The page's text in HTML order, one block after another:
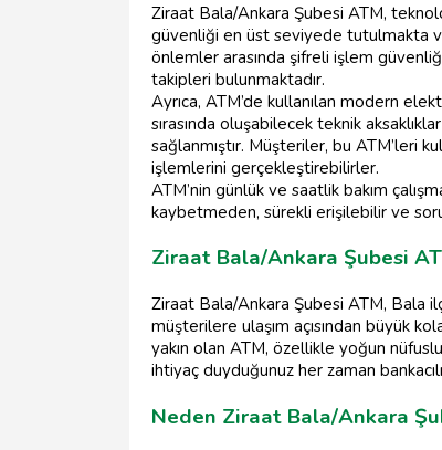
Ziraat Bala/Ankara Şubesi ATM,
güvenliği en üst seviyede tutulmakta
önlemler arasında şifreli işlem
takipleri bulunmaktadır.
Ayrıca, ATM’de kullanılan modern
sırasında oluşabilecek teknik
sağlanmıştır. Müşteriler, bu ATM’leri
işlemlerini gerçekleştirebilirler.
ATM’nin günlük ve saatlik bakım
kaybetmeden, sürekli erişilebilir ve
Ziraat Bala/Ankara Şubesi
Ziraat Bala/Ankara Şubesi ATM, Bala
müşterilere ulaşım açısından büyük
yakın olan ATM, özellikle yoğun
ihtiyaç duyduğunuz her zaman
Neden Ziraat Bala/Ankara